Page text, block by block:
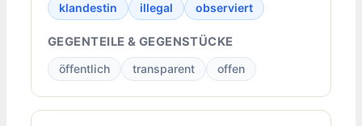
klandestin
illegal observiert
GEGENTEILE & GEGENSTÜCKE
öffentlich transparent offen